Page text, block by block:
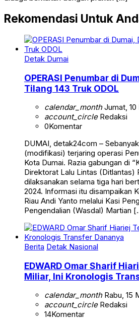
Rekomendasi Untuk
Detak Dumai
OPERASI Penumbar di
Tilang 143 Truk ODOL
calendar_monthJumat, 10
account_circleRedaksi
0Komentar
DUMAI, detak24com –
(modifikasi) terjaring operasi
Kota Dumai. Razia gabungan di
Direktorat Lalu Lintas (Ditlantas)
dilaksanakan selama tiga hari
2024. Informasi itu disampaikan
Riau Andi Yanto melalui Kasi
Pengendalian (Wasdal) Martian
Berita Detak Nasional
EDWARD Omar Sharif
Miliar, Ini Kronologis
calendar_monthRabu, 15
account_circleRedaksi
14Komentar